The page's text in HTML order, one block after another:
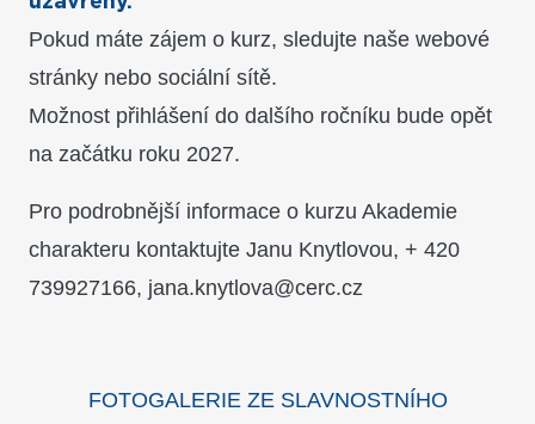
Pokud máte zájem o kurz, sledujte naše webové
stránky nebo sociální sítě.
Možnost přihlášení do dalšího ročníku bude opět
na začátku roku 2027.
Pro podrobnější informace o kurzu Akademie
charakteru kontaktujte Janu Knytlovou, + 420
739927166, jana.knytlova@cerc.cz
FOTOGALERIE ZE SLAVNOSTNÍHO